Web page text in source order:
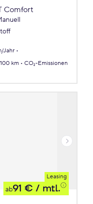
Comfort
Jahr
km
CO₂-Emissionen
Leasing
ab91 € / mtl.